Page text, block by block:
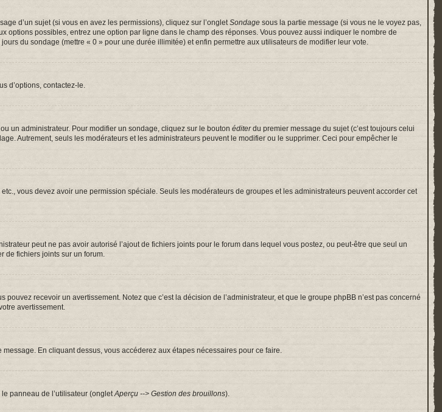
d’un sujet (si vous en avez les permissions), cliquez sur l’ongletSondage sous la partie message (si vous ne le voyez pas,
possibles, entrez une option par ligne dans le champ des réponses. Vous pouvez aussi indiquer le nombre de
du sondage (mettre « 0 » pour une durée illimitée) et enfin permettre aux utilisateurs de modifier leur vote.
d’options, contactez-le.
un administrateur. Pour modifier un sondage, cliquez sur le bouton éditerdu premier message du sujet (c’est toujours celui
Autrement, seuls les modérateurs et les administrateurs peuvent le modifier ou le supprimer. Ceci pour empêcher le
vous devez avoir une permission spéciale. Seuls les modérateurs de groupes et les administrateurs peuvent accorder cet
peut ne pas avoir autorisé l’ajout de fichiers joints pour le forum dans lequel vous postez, ou peut-être que seul un
de fichiers joints sur un forum.
recevoir un avertissement. Notez que c’est la décision de l’administrateur, et que le groupe phpBB n’est pas concerné
avertissement.
En cliquant dessus, vous accéderez aux étapes nécessaires pour ce faire.
le panneau de l’utilisateur (ongletAperçu --> Gestion des brouillons).